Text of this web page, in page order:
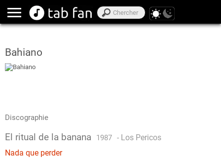
Bahiano
Discographie
El ritual de la banana 1987 - Los Pericos
Nada que perder